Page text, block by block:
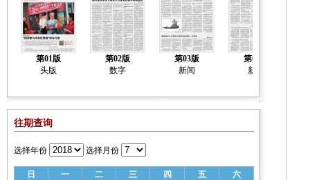
第01版
头版
第02版
数字
第03版
新闻
第04版
新闻
往期查询
选择年份 选择月份
日 一 二 三 四 五 六